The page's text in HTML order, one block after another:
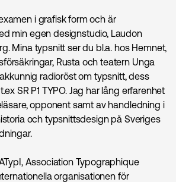
i grafisk form och är
min egen designstudio, Laudon
Mina typsnitt ser du bl.a. hos Hemnet,
Rusta och teatern Unga
radioröst om typsnitt, dess
SR P1 TYPO. Jag har lång erfarenhet
opponent samt av handledning i
och typsnittsdesign på Sveriges
Association Typographique
organisationen för